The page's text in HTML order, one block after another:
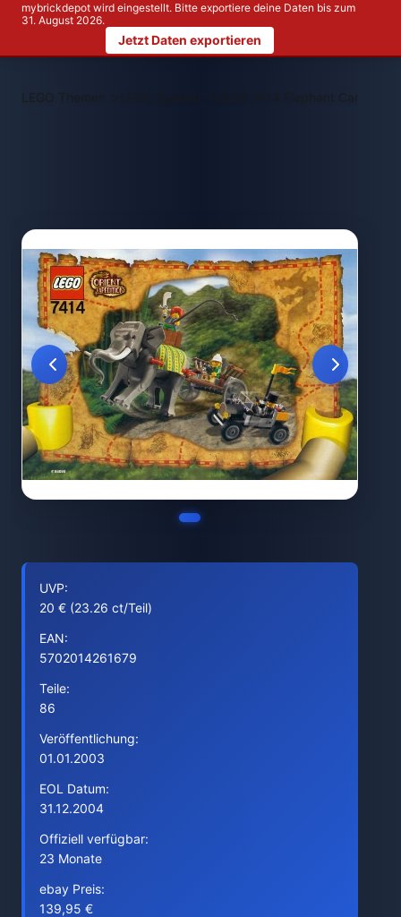
mybrickdepot wird eingestellt. Bitte exportiere deine Daten bis zum
31. August 2026.
Jetzt Daten exportieren
LEGO Themen > LEGO 7414 Elephant Caravan
UVP:
20 € (23.26 ct/Teil)
EAN:
5702014261679
Teile:
86
Veröffentlichung:
01.01.2003
EOL Datum:
31.12.2004
Offiziell verfügbar:
23 Monate
ebay Preis:
139,95 €